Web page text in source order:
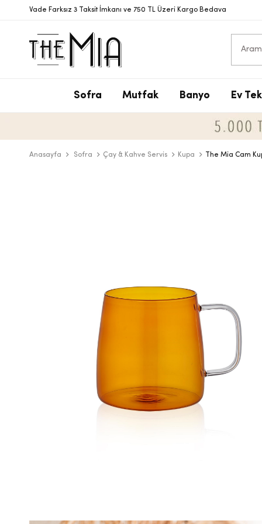
Vade Farksız 3 Taksit İmkanı ve 750 TL Üzeri Kargo Bedava
Sofra Mutfak Banyo Ev
Anasayfa Sofra Çay & Kahve Servis Kupa The Mia Cam